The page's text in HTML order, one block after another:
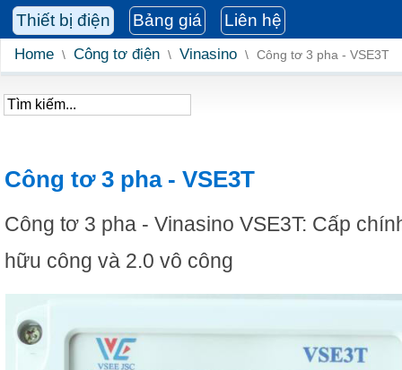
Thiết bị điện Bảng giá Liên hệ
Home \ Công tơ điện \ Vinasino \ Công tơ 3 pha - VSE3T
Công tơ 3 pha - VSE3T
Công tơ 3 pha - Vinasino VSE3T: Cấp
hữu công và 2.0 vô công